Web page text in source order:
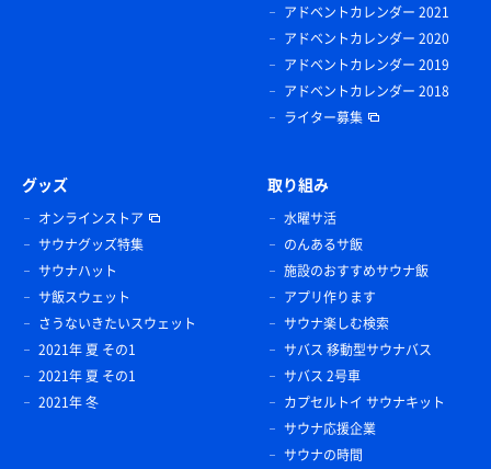
アドベントカレンダー 2021
アドベントカレンダー 2020
アドベントカレンダー 2019
アドベントカレンダー 2018
ライター募集
グッズ
オンラインストア
サウナグッズ特集
サウナハット
サ飯スウェット
さうないきたいスウェット
2021年 夏 その1
2021年 夏 その1
2021年 冬
取り組み
水曜サ活
のんあるサ飯
施設のおすすめサウナ飯
アプリ作ります
サウナ楽しむ検索
サバス 移動型サウナバス
サバス 2号車
カプセルトイ サウナキット
サウナ応援企業
サウナの時間